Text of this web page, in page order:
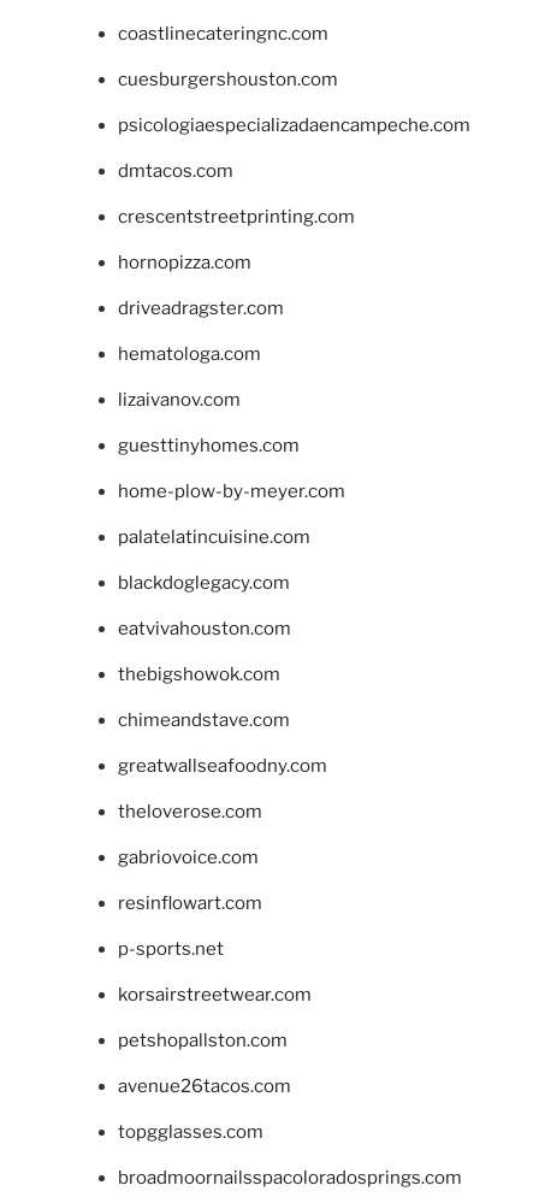
coastlinecateringnc.com
cuesburgershouston.com
psicologiaespecializadaencampeche.com
dmtacos.com
crescentstreetprinting.com
hornopizza.com
driveadragster.com
hematologa.com
lizaivanov.com
guesttinyhomes.com
home-plow-by-meyer.com
palatelatincuisine.com
blackdoglegacy.com
eatvivahouston.com
thebigshowok.com
chimeandstave.com
greatwallseafoodny.com
theloverose.com
gabriovoice.com
resinflowart.com
p-sports.net
korsairstreetwear.com
petshopallston.com
avenue26tacos.com
topgglasses.com
broadmoornailsspacoloradosprings.com